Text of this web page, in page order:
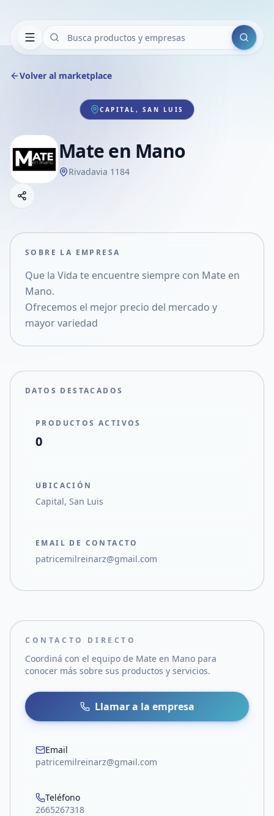
Buscar
Volver al marketplace
CAPITAL, SAN LUIS
Mate en Mano
Rivadavia 1184
Compartir empresa
Compartir en X
SOBRE LA EMPRESA
Que la Vida te encuentre siempre con Mate en
Mano.
Ofrecemos el mejor precio del mercado y
mayor variedad
DATOS DESTACADOS
PRODUCTOS ACTIVOS
0
UBICACIÓN
Capital, San Luis
EMAIL DE CONTACTO
patricemilreinarz@gmail.com
CONTACTO DIRECTO
Coordiná con el equipo de Mate en Mano para
conocer más sobre sus productos y servicios.
Llamar a la empresa
Email
patricemilreinarz@gmail.com
Teléfono
2665267318